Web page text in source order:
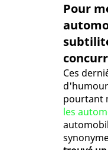
Pour
Ces
pourtant
les